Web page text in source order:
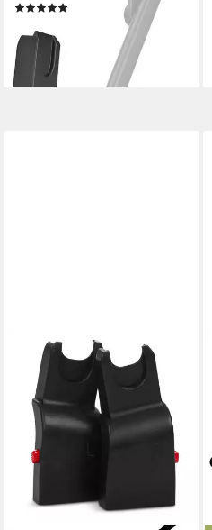
49,95 €
-18%
lieferbar - in 1-2 Werktagen bei dir